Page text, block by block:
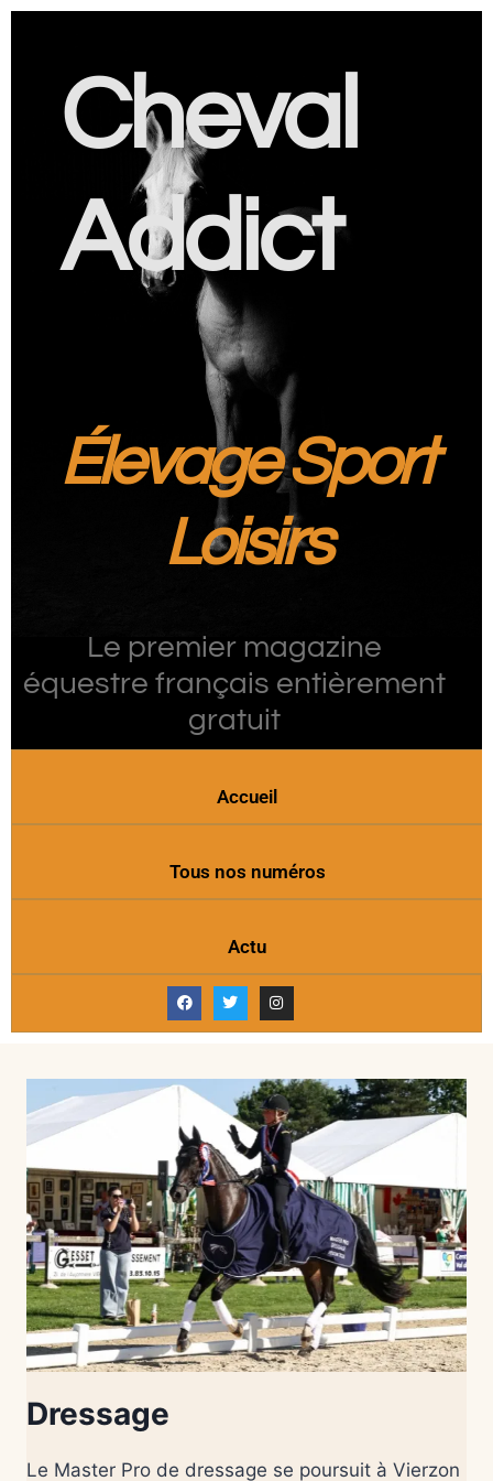
Cheval
Addict
Élevage Sport
Loisirs
Le premier magazine
équestre français entièrement
gratuit
Accueil
Tous nos numéros
Actu
Dressage
Le Master Pro de dressage se poursuit à Vierzon